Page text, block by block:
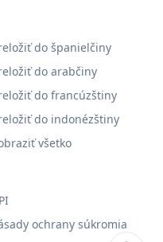
do španielčiny
do arabčiny
do francúzštiny
do indonézštiny
všetko
ochrany súkromia